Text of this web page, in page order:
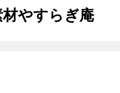
やすらぎ庵